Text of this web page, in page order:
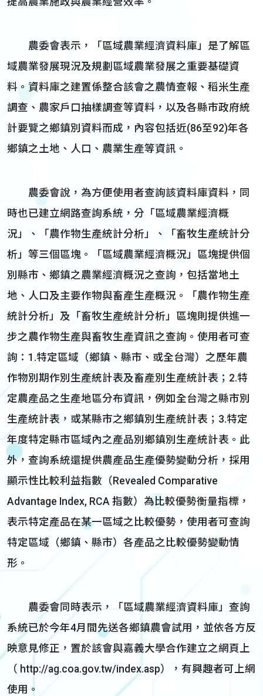
農委會表示，「區域農業經濟資料庫」是了解區
域農業發展現況及規劃區域農業發展之重要基礎資
料。資料庫之建置係整合該會之農情查報、稻米生產
調查、農家戶口抽樣調查等資料，以及各縣市政府統
計要覽之鄉鎮別資料而成，內容包括近(86至92)年各
鄉鎮之土地、人口、農業生產等資訊。
農委會說，為方便使用者查詢該資料庫資料，同
時也已建立網路查詢系統，分「區域農業經濟概
況」、「農作物生產統計分析」、「畜牧生產統計分
析」等三個區塊。「區域農業經濟概況」區塊提供個
別縣市、鄉鎮之農業經濟概況之查詢，包括當地土
地、人口及主要作物與畜產生產概況。「農作物生產
統計分析」及「畜牧生產統計分析」區塊則提供進一
步之農作物生產與畜牧生產資訊之查詢。使用者可查
詢：1.特定區域（鄉鎮、縣市、或全台灣）之歷年農
作物別期作別生產統計表及畜產別生產統計表；2.特
定農產品之生產地區分布資訊，例如全台灣之縣市別
生產統計表，或某縣市之鄉鎮別生產統計表；3.特定
年度特定縣市區域內之產品別鄉鎮別生產統計表。此
外，查詢系統還提供農產品生產優勢變動分析，採用
顯示性比較利益指數（Revealed Comparative
Advantage Index, RCA 指數）為比較優勢衡量指標，
表示特定產品在某一區域之比較優勢，使用者可查詢
特定區域（鄉鎮、縣市）各產品之比較優勢變動情
形。
農委會同時表示，「區域農業經濟資料庫」查詢
系統已於今年4月間先送各鄉鎮農會試用，並依各方反
映意見修正，置於該會與嘉義大學合作建立之網頁上
（ http://ag.coa.gov.tw/index.asp），有興趣者可上網
使用。